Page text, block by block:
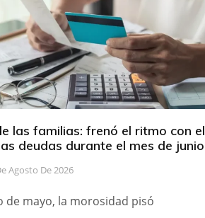
las familias: frenó el ritmo con el
deudas durante el mes de junio
Agosto De 2026
de mayo, la morosidad pisó